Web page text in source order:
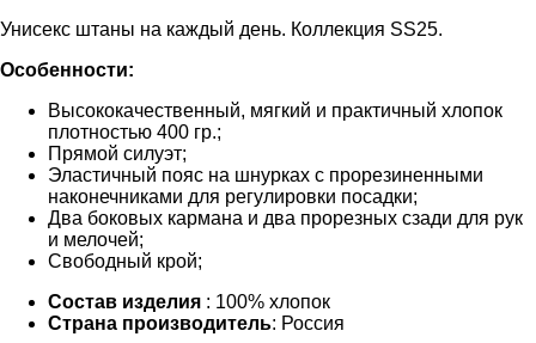
Унисекс штаны на каждый день. Коллекция SS25.
Особенности:
Высококачественный, мягкий и практичный хлопок
плотностью 400 гр.;
Прямой силуэт;
Эластичный пояс на шнурках с прорезиненными
наконечниками для регулировки посадки;
Два боковых кармана и два прорезных сзади для рук
и мелочей;
Свободный крой;
Состав изделия : 100% хлопок
Страна производитель: Россия